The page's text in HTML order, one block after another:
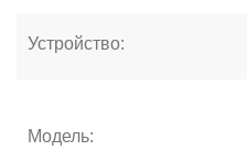
Устройство:
Модель: